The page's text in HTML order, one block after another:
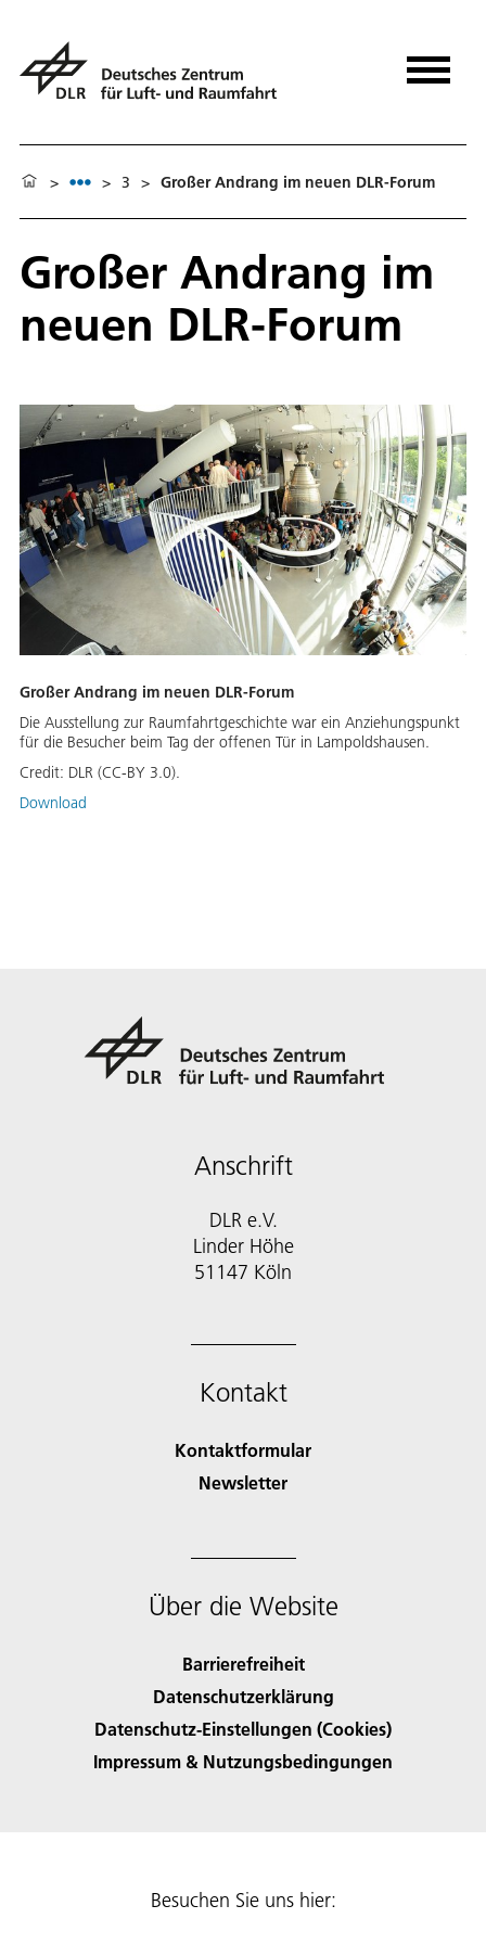
> > 3 > Großer Andrang im neuen DLR-Forum
Großer Andrang im
neuen DLR-Forum
Großer Andrang im neuen DLR-Forum
Die Ausstellung zur Raumfahrtgeschichte war ein Anziehungspunkt
für die Besucher beim Tag der offenen Tür in Lampoldshausen.
Credit: DLR (CC-BY 3.0).
Download
Anschrift
DLR e.V.
Linder Höhe
51147 Köln
Kontakt
Kontaktformular
Newsletter
Über die Website
Barrierefreiheit
Datenschutzerklärung
Datenschutz-Einstellungen (Cookies)
Impressum & Nutzungsbedingungen
Besuchen Sie uns hier: